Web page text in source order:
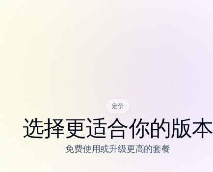
定价
选择更适合你的版本
免费使用或升级更高的套餐